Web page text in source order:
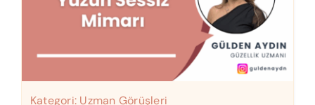
Kategori: Uzman Görüşleri